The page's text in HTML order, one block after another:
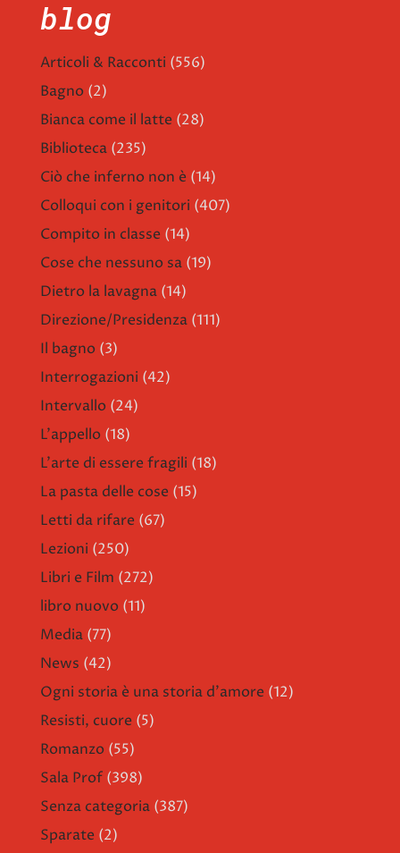
blog
Articoli & Racconti (556)
Bagno (2)
Bianca come il latte (28)
Biblioteca (235)
Ciò che inferno non è (14)
Colloqui con i genitori (407)
Compito in classe (14)
Cose che nessuno sa (19)
Dietro la lavagna (14)
Direzione/Presidenza (111)
Il bagno (3)
Interrogazioni (42)
Intervallo (24)
L'appello (18)
L'arte di essere fragili (18)
La pasta delle cose (15)
Letti da rifare (67)
Lezioni (250)
Libri e Film (272)
libro nuovo (11)
Media (77)
News (42)
Ogni storia è una storia d'amore (12)
Resisti, cuore (5)
Romanzo (55)
Sala Prof (398)
Senza categoria (387)
Sparate (2)